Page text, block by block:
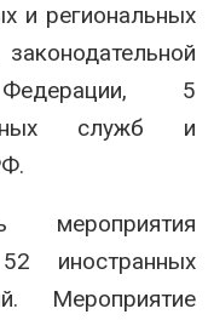
и региональных
5
служб и
мероприятия
иностранных
Мероприятие